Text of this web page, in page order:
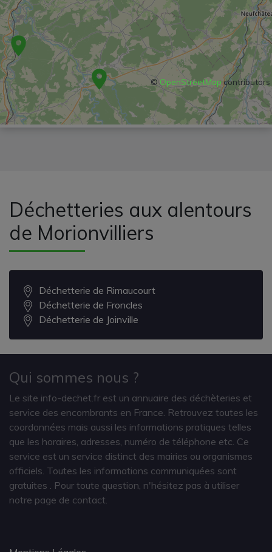
©OpenStreetMap contributors
Déchetteries aux alentours
de Morionvilliers
Déchetterie de Rimaucourt
Déchetterie de Froncles
Déchetterie de Joinville
Qui sommes nous ?
Le site info-dechet.fr est un annuaire des déchèteries et
service des encombrants en France. Retrouvez toutes les
coordonnées mais aussi les informations pratiques telles
que les horaires, adresses, numéro de téléphone etc. Ce
service est un service distinct des mairies ou organismes
officiels. Toutes les informations communiquées sont
gratuites
. Pour toute question, n'hésitez pas à utiliser
notre page de contact.